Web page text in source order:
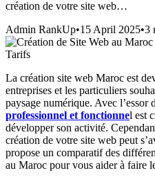
création de votre site web…
Admin RankUp•15 April 2025•3
La création site web Maroc est
entreprises et les particuliers
paysage numérique. Avec l’essor
professionnel et fonctionnel est
développer son activité.
création de votre site web peut
propose un comparatif des
au Maroc pour vous aider à faire